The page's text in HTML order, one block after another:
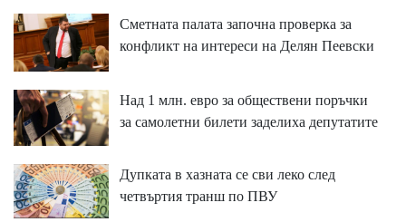
Сметната палата започна проверка за
конфликт на интереси на Делян Пеевски
Над 1 млн. евро за обществени поръчки
за самолетни билети заделиха депутатите
Дупката в хазната се сви леко след
четвъртия транш по ПВУ